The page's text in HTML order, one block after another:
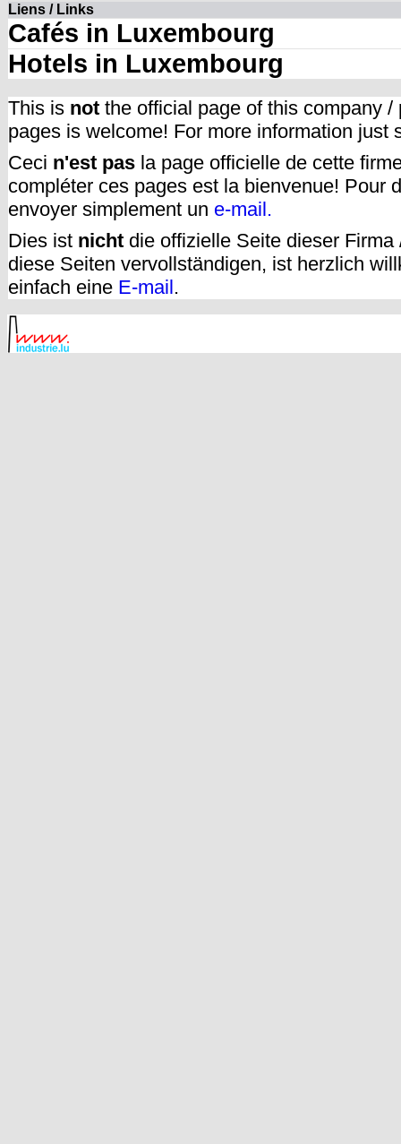
Liens / Links
Cafés in Luxembourg
Hotels in Luxembourg
This is not the official page of this company
pages is welcome! For more information just
Ceci n'est pas la page officielle de cette
compléter ces pages est la bienvenue! Pour
envoyer simplement un e-mail.
Dies ist nicht die offizielle Seite dieser
diese Seiten vervollständigen, ist herzlich
einfach eine E-mail.